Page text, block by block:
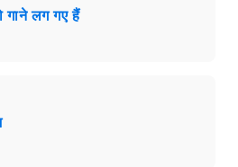
लग गए हैं